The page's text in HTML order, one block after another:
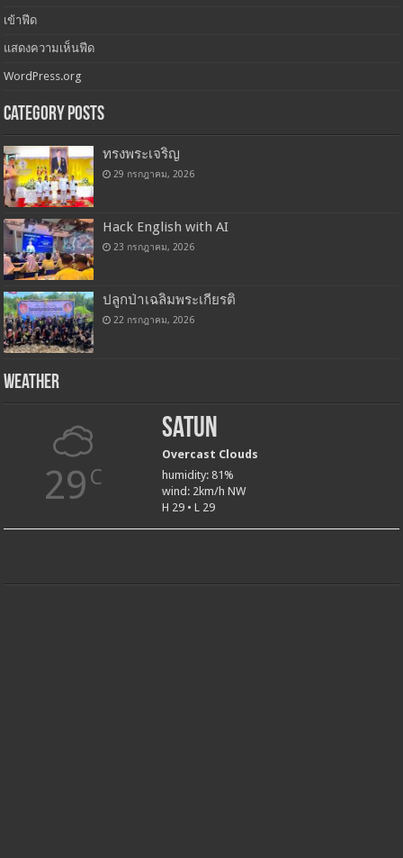
เข้าฟีด
แสดงความเห็นฟีด
WordPress.org
Category Posts
ทรงพระเจริญ
29 กรกฎาคม, 2026
Hack English with AI
23 กรกฎาคม, 2026
ปลูกป่าเฉลิมพระเกียรติ
22 กรกฎาคม, 2026
Weather
29 C
Satun
Overcast Clouds
humidity: 81%
wind: 2km/h NW
H 29 • L 29